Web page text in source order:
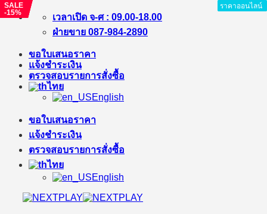
ข้าม
เนื้อหา
เวลาเปิด จ-ศ : 09.00-18.00
ฝ่ายขาย 087-984-2890
ขอใบเสนอราคา
แจ้งชำระเงิน
ตรวจสอบรายการสั่งซื้อ
ไทย
English
ขอใบเสนอราคา
แจ้งชำระเงิน
ตรวจสอบรายการสั่งซื้อ
ไทย
English
ราคาออนไลน์
SALE
-17%
ราคาออนไลน์
ราคาออนไลน์
SALE
-19%
ราคาออนไลน์
SALE
-15%